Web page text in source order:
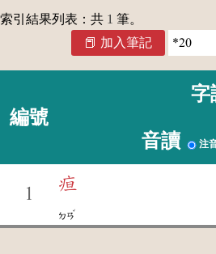
索引結果列表：共 1 筆。
加入筆記
編號
字
音讀 注
1
疸
ㄉㄢ
ˇ